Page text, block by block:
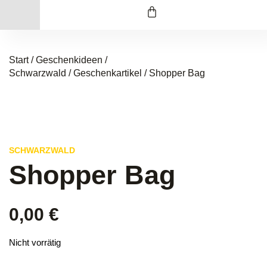
Start/Geschenkideen /
Schwarzwald /Geschenkartikel / Shopper Bag
SCHWARZWALD
Shopper Bag
0,00 €
Nicht vorrätig